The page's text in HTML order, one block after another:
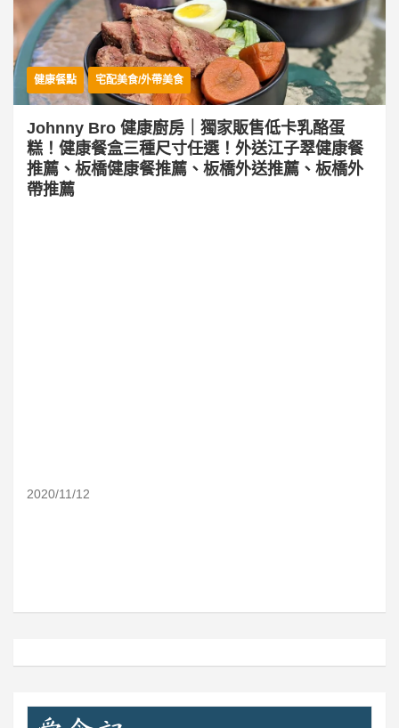
健康餐點 宅配美食/外帶美食
Johnny Bro 健康廚房｜獨家販售低卡乳酪蛋
糕！健康餐盒三種尺寸任選！外送江子翠健康餐
推薦、板橋健康餐推薦、板橋外送推薦、板橋外
帶推薦
2020/11/12